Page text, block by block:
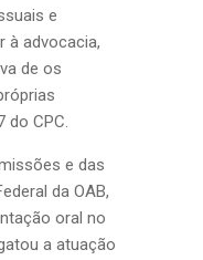
e
à advocacia,
de os
do CPC.
e das
da OAB,
oral no
a atuação